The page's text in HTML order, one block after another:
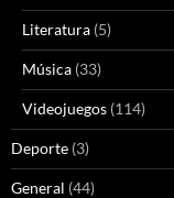
Literatura (5)
Música (33)
Videojuegos (114)
Deporte (3)
General (44)